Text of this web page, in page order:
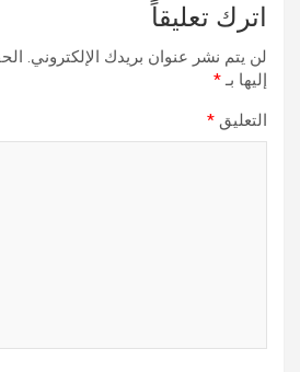
اترك تعليقاً
لن يتم نشر عنوان بريدك الإلكتروني.
إليها بـ*
التعليق *